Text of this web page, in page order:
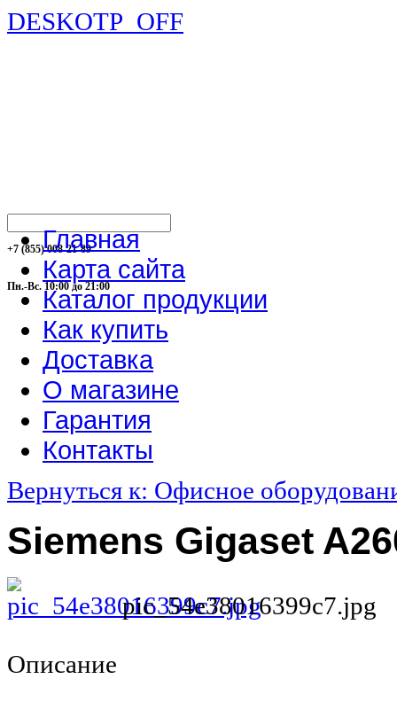
DESKOTP_OFF
+7 (855) 008-21-89
Пн.-Вс. 10:00 до 21:00
Главная
Карта сайта
Каталог продукции
Как купить
Доставка
О магазине
Гарантия
Контакты
Вернуться к: Офисное
Siemens Gigaset
pic_54e38016399c7.jpg
Описание